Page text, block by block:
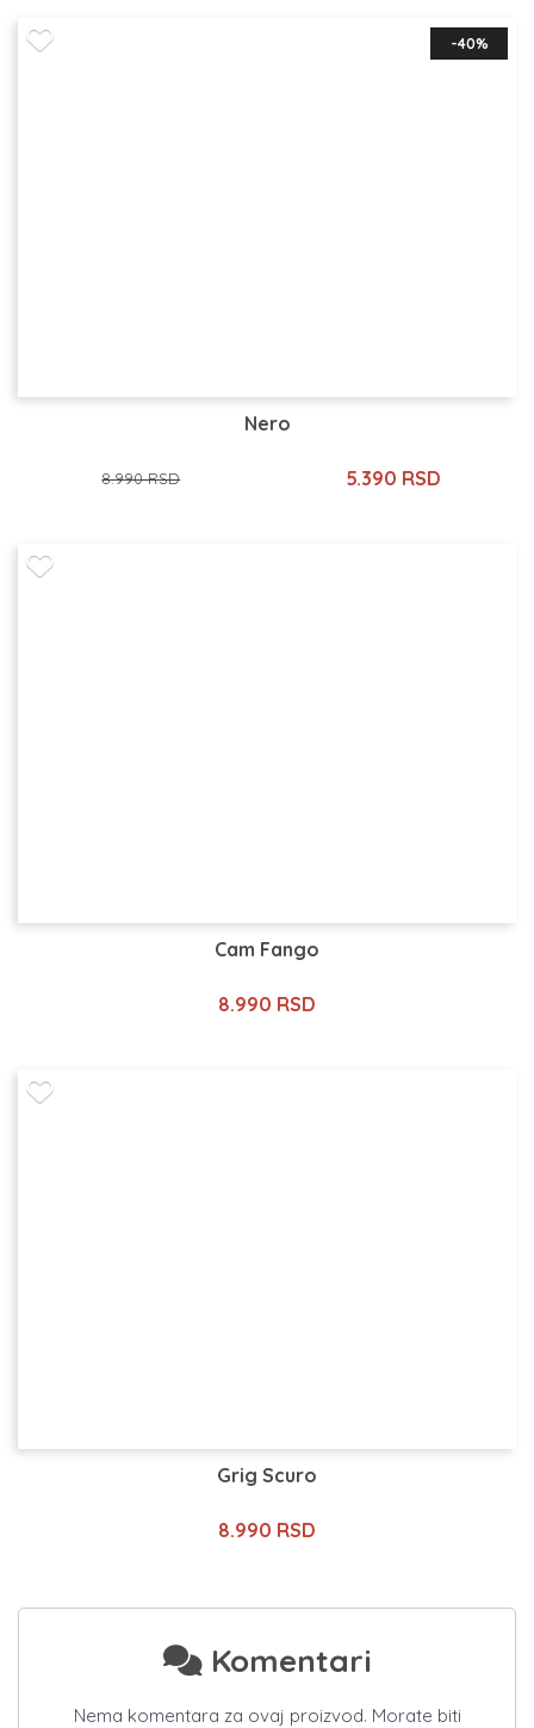
-40%
Nero
8.990 RSD 5.390 RSD
Cam Fango
8.990 RSD
Grig Scuro
8.990 RSD
Komentari
Nema komentara za ovaj proizvod. Morate biti